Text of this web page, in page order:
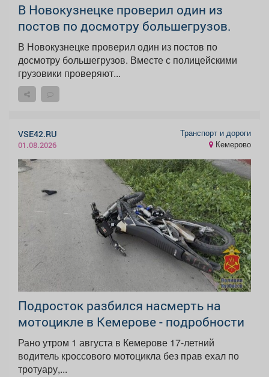
В Новокузнецке проверил один из
постов по досмотру большегрузов.
В Новокузнецке проверил один из постов по
досмотру большегрузов. Вместе с полицейскими
грузовики проверяют...
VSE42.RU
01.08.2026
Транспорт и дороги
Кемерово
Подросток разбился насмерть на
мотоцикле в Кемерове - подробности
Рано утром 1 августа в Кемерове 17-летний
водитель кроссового мотоцикла без прав ехал по
тротуару,...